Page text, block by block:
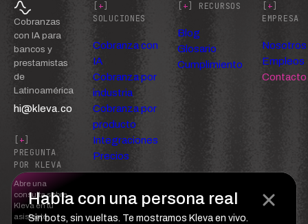
Habla con una persona real
Sin bots, sin vueltas. Te mostramos Kleva en vivo.
Cobranzas
con IA para
bancos y
prestamistas
de
Latinoamérica
hi@kleva.co
[+]
PREGUNTA
POR KLEVA
Abre una
consulta sobre
Kleva en tu
asistente
[+]
SOLUCIONES
Cobranza con
IA
Cobranza por
industria
Cobranza por
producto
Integraciones
Precios
[+] RECURSOS
Blog
Glosario
Cumplimiento
[+]
EMPRESA
Nosotros
Empleos
Contacto